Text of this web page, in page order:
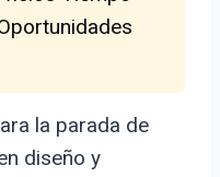
la parada de
diseño y